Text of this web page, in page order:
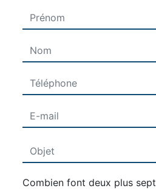
Combien font deux plus sept